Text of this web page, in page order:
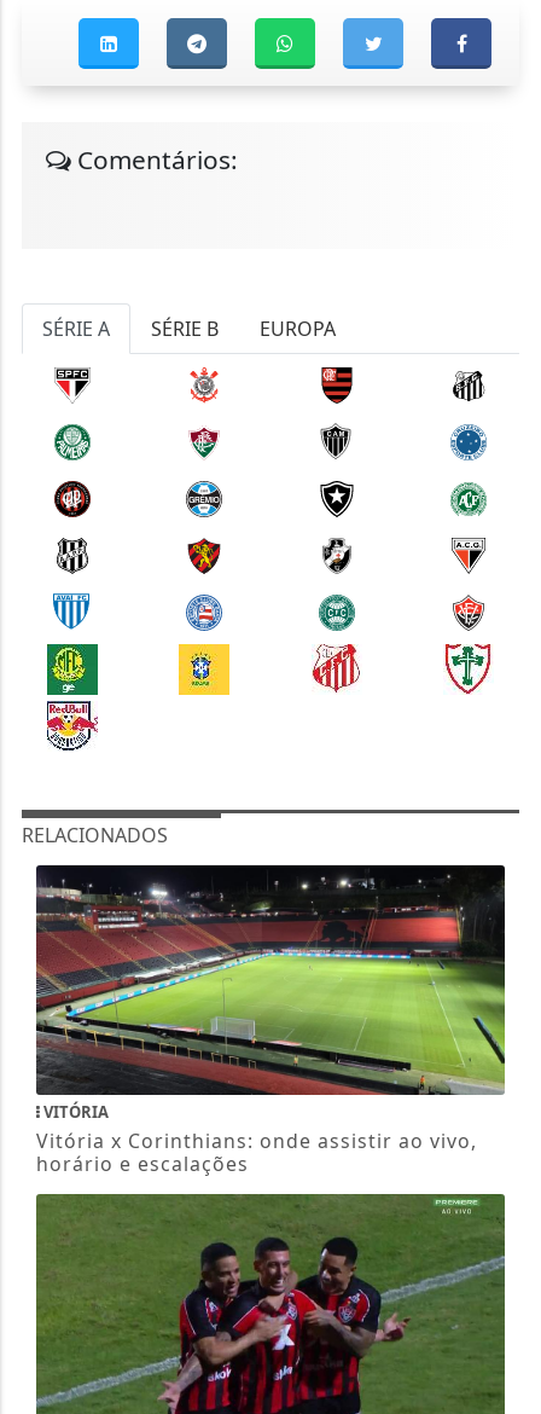
Comentários:
SÉRIE A SÉRIE B EUROPA
RELACIONADOS
VITÓRIA
Vitória x Corinthians: onde assistir ao vivo,
horário e escalações